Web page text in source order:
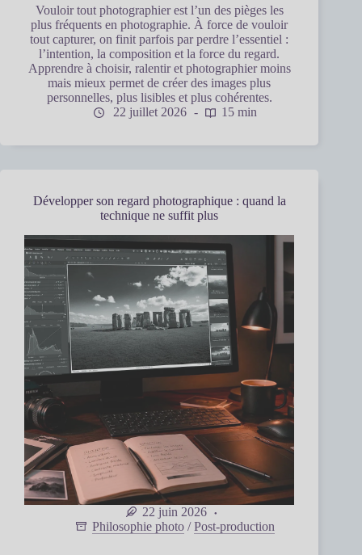
Vouloir tout photographier est l’un des pièges les
plus fréquents en photographie. À force de vouloir
tout capturer, on finit parfois par perdre l’essentiel :
l’intention, la composition et la force du regard.
Apprendre à choisir, ralentir et photographier moins
mais mieux permet de créer des images plus
personnelles, plus lisibles et plus cohérentes.
22 juillet 2026
15 min
Développer son regard photographique : quand la
technique ne suffit plus
22 juin 2026
Philosophie photo /Post-production